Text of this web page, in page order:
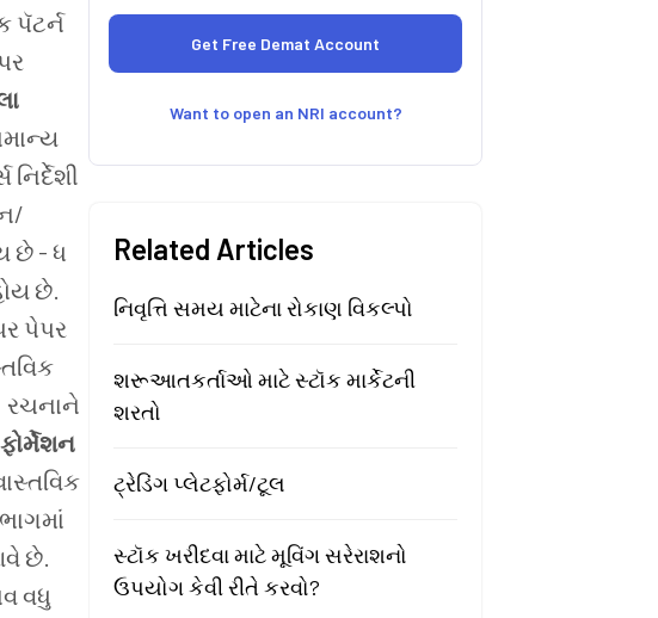
પૅટર્ન
છે - ધ
છે.
પેપર
રચનાને
છે.
વધુ
Want to open an NRI account?
Related Articles
નિવૃત્તિ સમય માટેના રોકાણ વિકલ્પો
શરૂઆતકર્તાઓ માટે સ્ટૉક માર્કેટની
શરતો
ટ્રેડિંગ પ્લેટફોર્મ/ટૂલ
સ્ટૉક ખરીદવા માટે મૂવિંગ સરેરાશનો
ઉપયોગ કેવી રીતે કરવો?